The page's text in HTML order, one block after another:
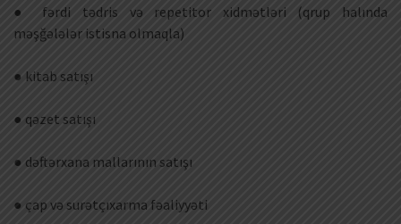
● fərdi tədris və repetitor xidmətləri (qrup halında
məşğələlər istisna olmaqla)
● kitab satışı
● qəzet satışı
● dəftərxana mallarının satışı
● çap və surətçıxarma fəaliyyəti